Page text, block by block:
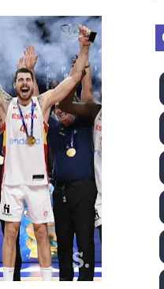
Alemania y Gran
Unidos invencibles, ya
nuevo TNA
arrasa con 4 oros y 4
título individual en
bicampeonas de la
Unidos) - Miquel Travé
el título TBS a Hikaru